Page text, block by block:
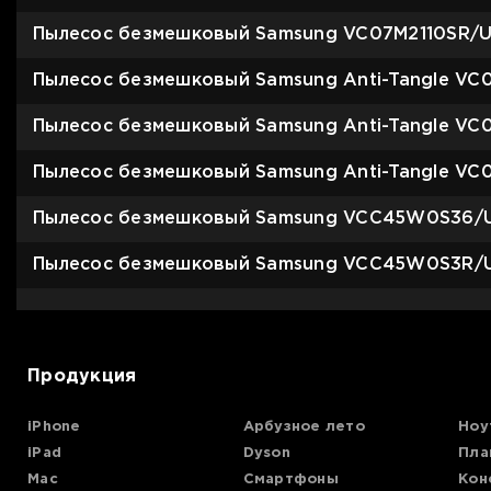
Микроволновые печи
Аксессуары для кофемашин
Чистящие средства
Показать все >>
Для принтеров
Для кофемашин
Пылесос безмешковый Samsung VC07M2110SR/
Пылесос безмешковый Samsung Anti-Tangle
Пылесос безмешковый Samsung Anti-Tangle
Пылесос безмешковый Samsung Anti-Tangle
Пылесос безмешковый Samsung VCC45W0S36/
Пылесос безмешковый Samsung VCC45W0S3R/
Продукция
iPhone
iPad
Mac
Арбузное лето
Dyson
Смартфоны